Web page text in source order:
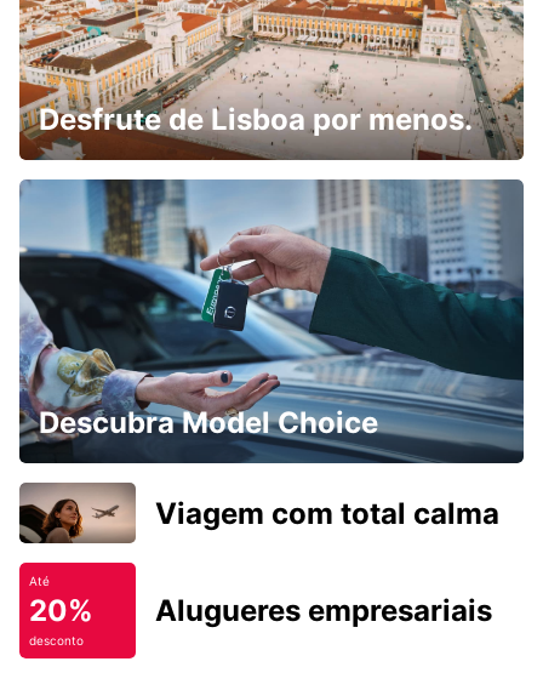
Desfrute de Lisboa por menos.
Descubra Model Choice
Viagem com total calma
Até
20%
desconto
Alugueres empresariais